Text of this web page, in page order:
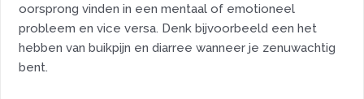
oorsprong vinden in een mentaal of emotioneel
probleem en vice versa. Denk bijvoorbeeld een het
hebben van buikpijn en diarree wanneer je zenuwachtig
bent.